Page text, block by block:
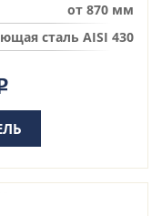
от 870 мм
сталь AISI 430